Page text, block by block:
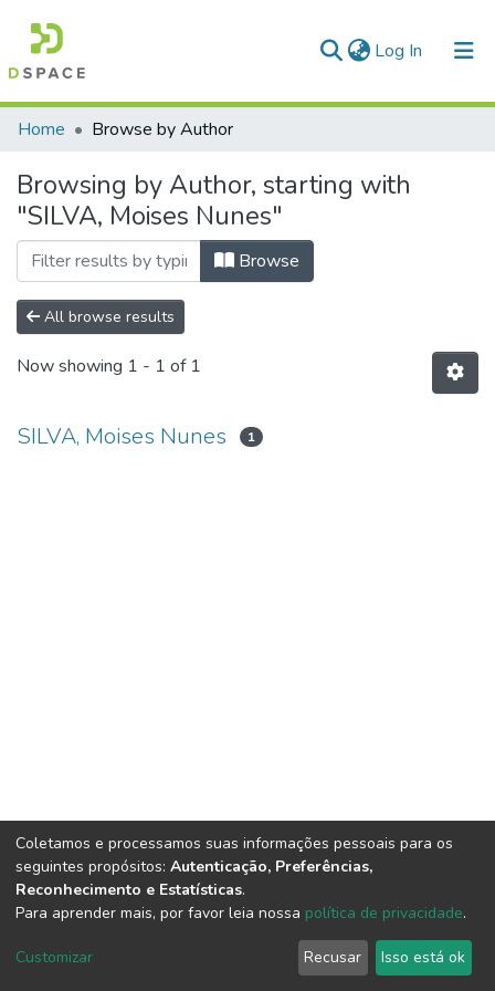
Log In (current)
Communities & Collections
All of DSpace
Home Browse by Author
Browsing by Author, starting with
"SILVA, Moises Nunes"
Browse
All browse results
Now showing 1 - 1 of 1
SILVA, Moises Nunes 1
DSpace software copyright © 2002-2026 LYRASIS
Cookie
End User
Agreement
Send
Feedback
Coletamos e processamos suas informações pessoais para os
seguintes propósitos: Autenticação, Preferências,
Reconhecimento e Estatísticas.
Para aprender mais, por favor leia nossa política de privacidade.
Customizar Recusar Isso está ok